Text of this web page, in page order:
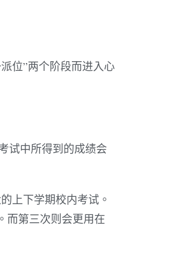
位”两个阶段而进入心
试中所得到的成绩会
上下学期校内考试。
而第三次则会更用在